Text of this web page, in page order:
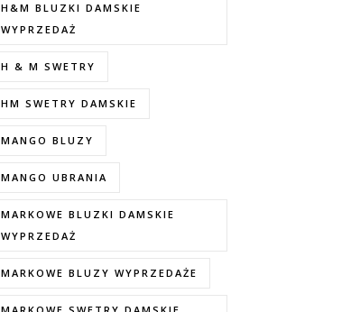
H&M BLUZKI DAMSKIE
WYPRZEDAŻ
H & M SWETRY
HM SWETRY DAMSKIE
MANGO BLUZY
MANGO UBRANIA
MARKOWE BLUZKI DAMSKIE
WYPRZEDAŻ
MARKOWE BLUZY WYPRZEDAŻE